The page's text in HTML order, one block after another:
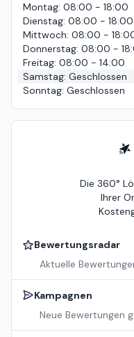
Montag: 08:00 - 18:00
Dienstag: 08:00 - 18:00
Mittwoch: 08:00 -
Donnerstag: 08:00 -
Freitag: 08:00 - 14:00
Samstag: Geschlossen
Sonntag: Geschlossen
Die 360°
Ihrer
Bewertungsradar
Aktuelle
Kampagnen
Neue Bewertungen